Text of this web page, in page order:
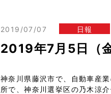
2019/07/07 日報
2019年7月5日（
神奈川県藤沢市で、自動車産
所で、神奈川選挙区の乃木涼